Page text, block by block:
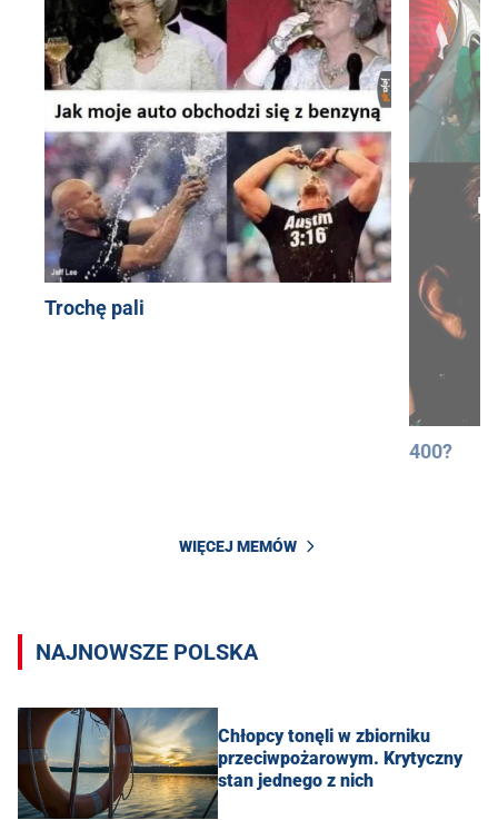
Trochę pali
400?
WIĘCEJ MEMÓW
NAJNOWSZE POLSKA
Chłopcy tonęli w zbiorniku
przeciwpożarowym. Krytyczny
stan jednego z nich